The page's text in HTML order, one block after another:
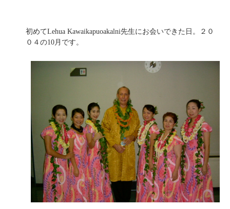
初めてLehua Kawaikapuoakalni先生にお会いできた日。２０
０４の10月です。